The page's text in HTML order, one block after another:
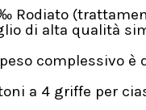
Rodiato
di alta qualità
complessivo è
a 4 griffe per